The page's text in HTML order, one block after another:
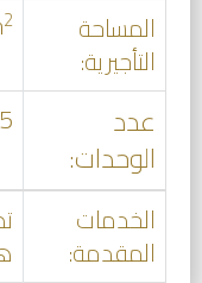
المساحة
التأجيرية:
2
عدد
الوحدات:
الخدمات
المقدمة: